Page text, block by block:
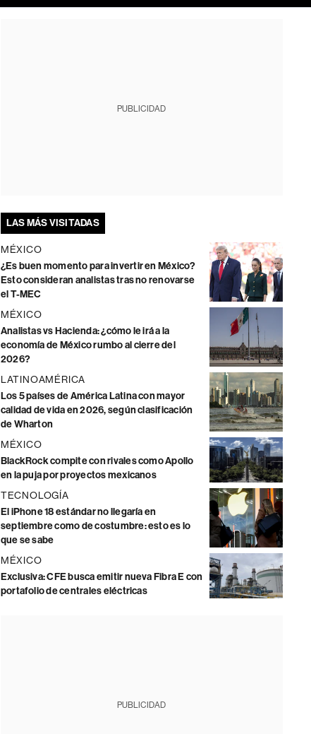
PUBLICIDAD
LAS MÁS VISITADAS
MÉXICO
¿Es buen momento para invertir en México?
Esto consideran analistas tras no renovarse
el T-MEC
MÉXICO
Analistas vs Hacienda: ¿cómo le irá a la
economía de México rumbo al cierre del
2026?
LATINOAMÉRICA
Los 5 países de América Latina con mayor
calidad de vida en 2026, según clasificación
de Wharton
MÉXICO
BlackRock compite con rivales como Apollo
en la puja por proyectos mexicanos
TECNOLOGÍA
El iPhone 18 estándar no llegaría en
septiembre como de costumbre: esto es lo
que se sabe
MÉXICO
Exclusiva: CFE busca emitir nueva Fibra E con
portafolio de centrales eléctricas
PUBLICIDAD